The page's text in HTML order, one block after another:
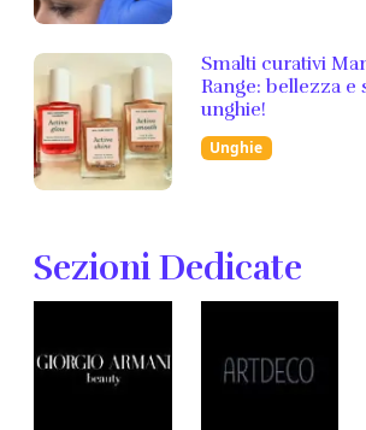
Smalti curativi
Range: bellezza e
unghie!
Unghie
Sezioni Dedicate